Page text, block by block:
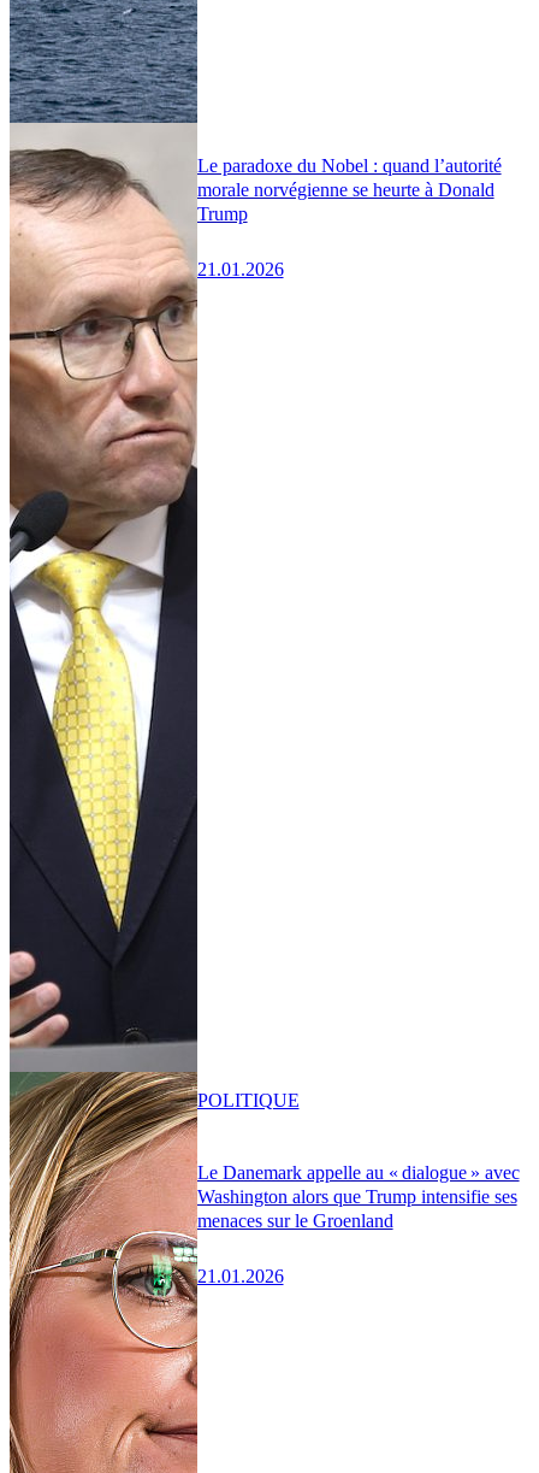
Le paradoxe du Nobel : quand l’autorité
morale norvégienne se heurte à Donald
Trump
21.01.2026
Le Danemark appelle au « dialogue » avec
Washington alors que Trump intensifie ses
menaces sur le Groenland
21.01.2026
POLITIQUE